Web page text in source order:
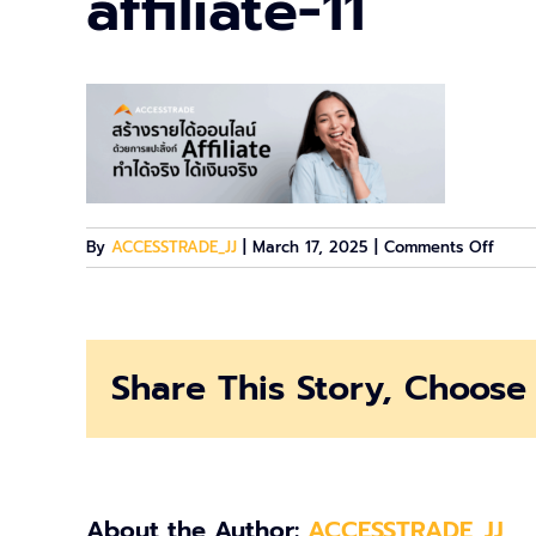
By ACCESSTRADE_JJ March 17, 2025 Comments Offon
Share This Story,